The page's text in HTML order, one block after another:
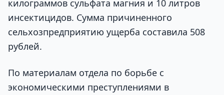
килограммов сульфата магния и 10 литров
инсектицидов. Сумма причиненного
сельхозпредприятию ущерба составила 508
рублей.
По материалам отдела по борьбе с
экономическими преступлениями в